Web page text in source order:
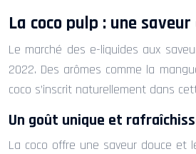
La coco pulp : une
Le marché des e-liquides aux
2022. Des arômes comme la
coco s’inscrit naturellement dans
Un goût unique et
La coco offre une saveur douce et